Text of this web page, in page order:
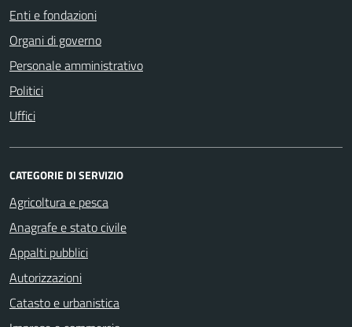
Enti e fondazioni
Organi di governo
Personale amministrativo
Politici
Uffici
CATEGORIE DI SERVIZIO
Agricoltura e pesca
Anagrafe e stato civile
Appalti pubblici
Autorizzazioni
Catasto e urbanistica